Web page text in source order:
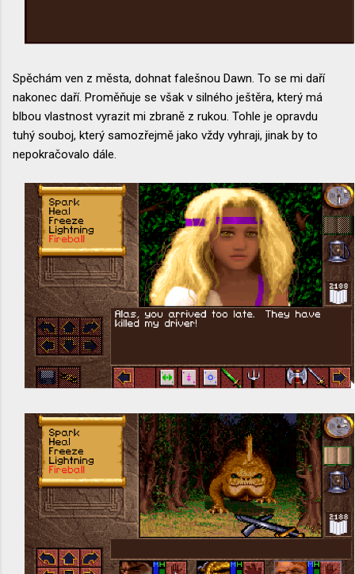
Spěchám ven z města, dohnat falešnou Dawn. To se mi daří
nakonec daří. Proměňuje se však v silného ještěra, který má
blbou vlastnost vyrazit mi zbraně z rukou. Tohle je opravdu
tuhý souboj, který samozřejmě jako vždy vyhraji, jinak by to
nepokračovalo dále.